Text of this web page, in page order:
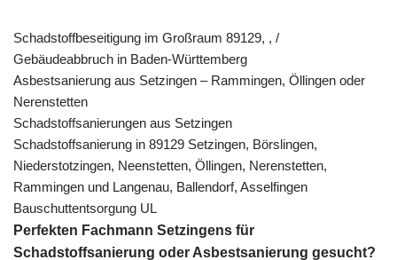
Schadstoffbeseitigung im Großraum 89129, , /
Gebäudeabbruch in Baden-Württemberg
Asbestsanierung aus Setzingen – Rammingen, Öllingen oder
Nerenstetten
Schadstoffsanierungen aus Setzingen
Schadstoffsanierung in 89129 Setzingen, Börslingen,
Niederstotzingen, Neenstetten, Öllingen, Nerenstetten,
Rammingen und Langenau, Ballendorf, Asselfingen
Bauschuttentsorgung UL
Perfekten Fachmann Setzingens für
Schadstoffsanierung oder Asbestsanierung gesucht?